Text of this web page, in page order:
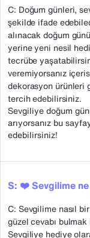
C: Doğum günleri,
şekilde ifade
alınacak doğum
yerine yeni nesil
tecrübe
veremiyorsanız
dekorasyon ürünleri
tercih edebilirsiniz.
Sevgiliye doğum
arıyorsanız bu
edebilirsiniz!
S: ❤️ Sevgilime
C: Sevgilime nasıl
güzel cevabı
Sevgiliye hediye